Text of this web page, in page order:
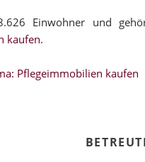
Einwohner und
kaufen.
Pflegeimmobilien kaufen